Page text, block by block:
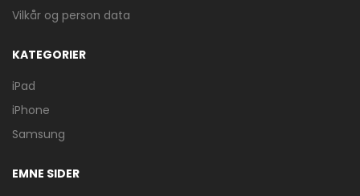
Vilkår og person data
KATEGORIER
iPad
iPhone
Samsung
EMNE SIDER